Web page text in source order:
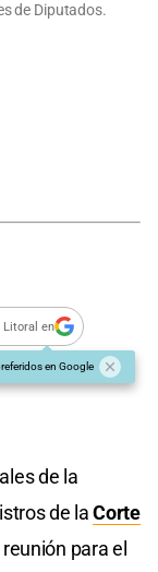
de Diputados.
Litoral en
en Google
de la
de laCorte
para el